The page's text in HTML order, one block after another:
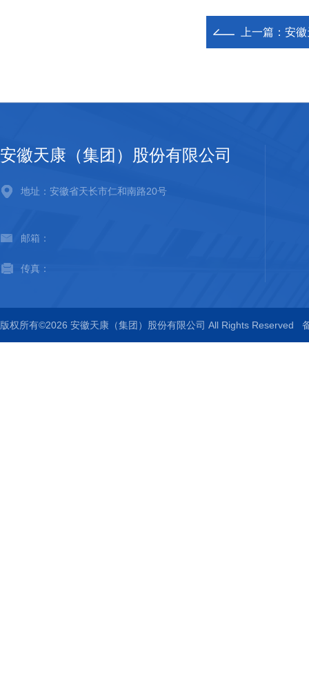
上一篇： 安
安徽天康（集团）股份有限公司
地址：安徽省天长市仁和南路20号
邮箱：
传真：
版权所有©2026 安徽天康（集团）股份有限公司 All Rights Reserved